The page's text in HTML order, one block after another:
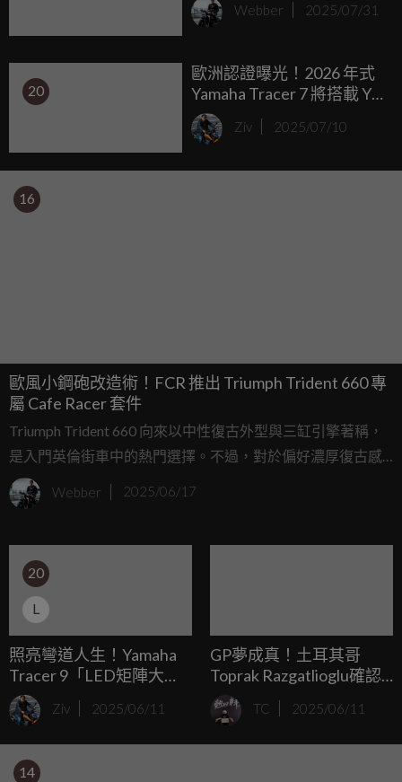
Webber 2025/07/31
20
歐洲認證曝光！2026 年式
Yamaha Tracer 7 將搭載 Y-
AMT 半自動變速箱
Ziv 2025/07/10
16
歐風小鋼砲改造術！FCR 推出 Triumph Trident 660 專
屬 Cafe Racer 套件
Triumph Trident 660 向來以中性復古外型與三缸引擎著稱，
是入門英倫街車中的熱門選擇。不過，對於偏好濃厚復古感
的騎士來說，Trident 660 的原廠造型可能仍略顯保守。於
是，法國知名改裝品牌 FCR Motocycle 再次展現精湛工藝，
Webber 2025/06/17
20
L
照亮彎道人生！Yamaha
Tracer 9「LED矩陣大
燈」黑科技解密
Ziv 2025/06/11
GP夢成真！土耳其哥
Toprak Razgatlioglu確認
於2026年加入Pramac
YAMAHA！
TC 2025/06/11
14